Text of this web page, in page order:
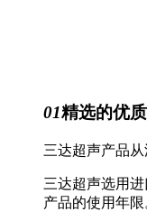
01精选的优
三达超声产品
三达超声选用
产品的使用年限